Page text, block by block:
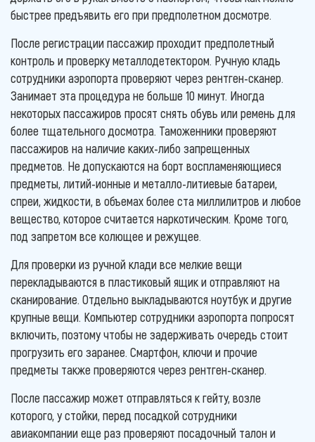
быстрее предъявить его при предполетном досмотре.
После регистрации пассажир проходит предполетный
контроль и проверку металлодетектором. Ручную кладь
сотрудники аэропорта проверяют через рентген-сканер.
Занимает эта процедура не больше 10 минут. Иногда
некоторых пассажиров просят снять обувь или ремень для
более тщательного досмотра. Таможенники проверяют
пассажиров на наличие каких-либо запрещенных
предметов. Не допускаются на борт воспламеняющиеся
предметы, литий-ионные и металло-литиевые батареи,
спреи, жидкости, в объемах более ста миллилитров и любое
вещество, которое считается наркотическим. Кроме того,
под запретом все колющее и режущее.
Для проверки из ручной клади все мелкие вещи
перекладываются в пластиковый ящик и отправляют на
сканирование. Отдельно выкладываются ноутбук и другие
крупные вещи. Компьютер сотрудники аэропорта попросят
включить, поэтому чтобы не задерживать очередь стоит
прогрузить его заранее. Смартфон, ключи и прочие
предметы также проверяются через рентген-сканер.
После пассажир может отправляться к гейту, возле
которого, у стойки, перед посадкой сотрудники
авиакомпании еще раз проверяют посадочный талон и